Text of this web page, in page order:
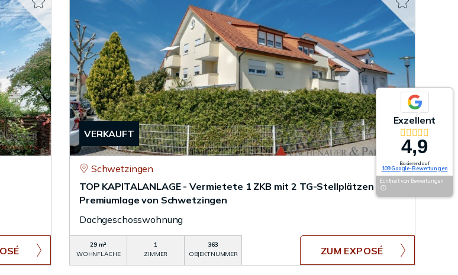
VERKAUFT
Schwetzingen
TOP KAPITALANLAGE - Vermietete 1 ZKB mit 2 TG-Stellplätzen in
Premiumlage von Schwetzingen
Dachgeschosswohnung
29 m²
WOHNFLÄCHE
1
ZIMMER
363
OBJEKTNUMMER
ZUM EXPOSÉ
Exzellent
4,9
Basierend auf
109 Google-Bewertungen
Echtheit von Bewertungen